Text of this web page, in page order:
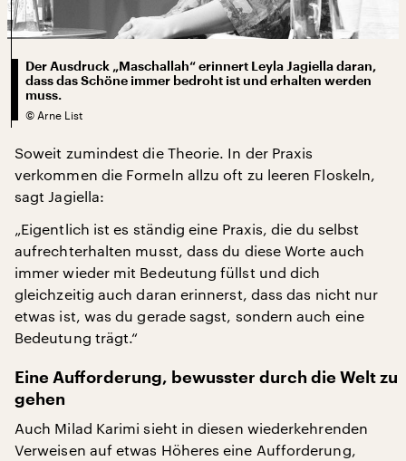
Der Ausdruck „Maschallah“ erinnert Leyla Jagiella daran,
dass das Schöne immer bedroht ist und erhalten werden
muss.
© Arne List
Soweit zumindest die Theorie. In der Praxis
verkommen die Formeln allzu oft zu leeren Floskeln,
sagt Jagiella:
„Eigentlich ist es ständig eine Praxis, die du selbst
aufrechterhalten musst, dass du diese Worte auch
immer wieder mit Bedeutung füllst und dich
gleichzeitig auch daran erinnerst, dass das nicht nur
etwas ist, was du gerade sagst, sondern auch eine
Bedeutung trägt.“
Eine Aufforderung, bewusster durch die Welt zu
gehen
Auch Milad Karimi sieht in diesen wiederkehrenden
Verweisen auf etwas Höheres eine Aufforderung,